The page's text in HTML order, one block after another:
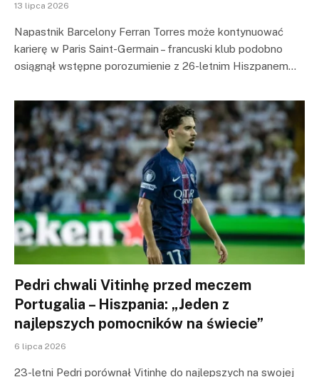
13 lipca 2026
Napastnik Barcelony Ferran Torres może kontynuować
karierę w Paris Saint-Germain – francuski klub podobno
osiągnął wstępne porozumienie z 26-letnim Hiszpanem…
Pedri chwali Vitinhę przed meczem
Portugalia – Hiszpania: „Jeden z
najlepszych pomocników na świecie”
6 lipca 2026
23-letni Pedri porównał Vitinhę do najlepszych na swojej